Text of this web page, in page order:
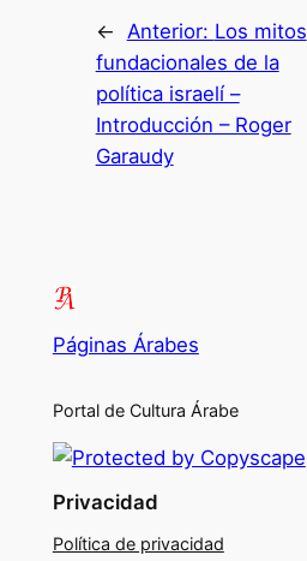
← Anterior: Los mitos
fundacionales de la
política israelí –
Introducción – Roger
Garaudy
Páginas Árabes
Portal de Cultura Árabe
Privacidad
Política de privacidad